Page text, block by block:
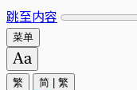
跳至内容
菜单
繁 简 繁